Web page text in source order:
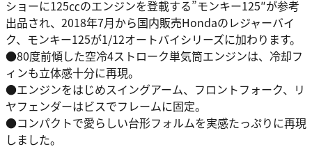
ショーに125㏄のエンジンを登載する”モンキー125″が参考
出品され、2018年7月から国内販売Hondaのレジャーバイ
ク、モンキー125が1/12オートバイシリーズに加わります。
●80度前傾した空冷4ストローク単気筒エンジンは、冷却フ
ィンも立体感十分に再現。
●エンジンをはじめスイングアーム、フロントフォーク、リ
ヤフェンダーはビスでフレームに固定。
●コンパクトで愛らしい台形フォルムを実感たっぷりに再現
しました。